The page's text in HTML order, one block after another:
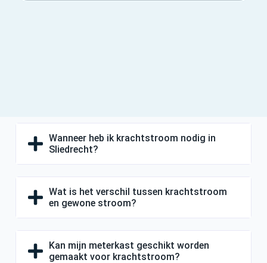
Wanneer heb ik krachtstroom nodig in
Sliedrecht?
Wat is het verschil tussen krachtstroom
en gewone stroom?
Kan mijn meterkast geschikt worden
gemaakt voor krachtstroom?